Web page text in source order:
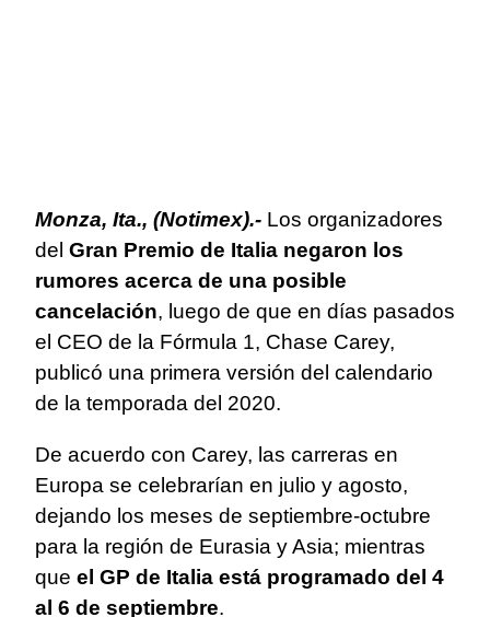
Monza, Ita., (Notimex).- Los organizadores
del Gran Premio de Italia negaron los
rumores acerca de una posible
cancelación, luego de que en días pasados
el CEO de la Fórmula 1, Chase Carey,
publicó una primera versión del calendario
de la temporada del 2020.
De acuerdo con Carey, las carreras en
Europa se celebrarían en julio y agosto,
dejando los meses de septiembre-octubre
para la región de Eurasia y Asia; mientras
que el GP de Italia está programado del 4
al 6 de septiembre.